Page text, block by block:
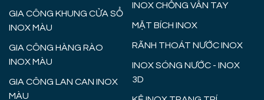
GIA CÔNG KHUNG CỬA SỔ
INOX MÀU
GIA CÔNG HÀNG RÀO
INOX MÀU
GIA CÔNG LAN CAN INOX
MÀU
INOX CHỐNG VÂN TAY
MẶT BÍCH INOX
RÃNH THOÁT NƯỚC INOX
INOX SÓNG NƯỚC - INOX
3D